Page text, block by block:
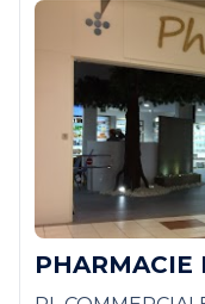
PHARMACIE